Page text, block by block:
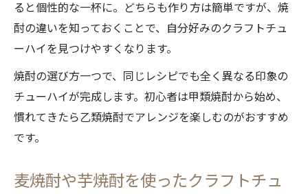
ると個性的な一杯に。どちらも作り方は簡単ですが、焼
酎の違いを知っておくことで、自分好みのクラフトチュ
ーハイを見つけやすくなります。
焼酎の選び方一つで、同じレシピでも全く異なる印象の
チューハイが完成します。初心者は甲類焼酎から始め、
慣れてきたら乙類焼酎でアレンジを楽しむのがおすすめ
です。
麦焼酎や芋焼酎を使ったクラフトチュ